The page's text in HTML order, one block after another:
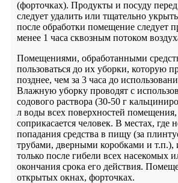
(форточках). Продукты и посуду перед
следует удалить или тщательно
после обработки помещение следует
менее 1 часа сквозным потоком
Помещениями, обработанными
пользоваться до их уборки, которую
позднее, чем за 3 часа до
Влажную уборку проводят с
содового раствора (30-50 г
л воды всех поверхностей
соприкасается человек. В местах, где
попадания средства в пищу (за
трубами, дверными коробками и т.п.),
только после гибели всех насекомых
окончания срока его действия.
открытых окнах, форточках.